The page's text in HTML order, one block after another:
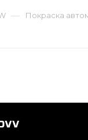
— Покраска